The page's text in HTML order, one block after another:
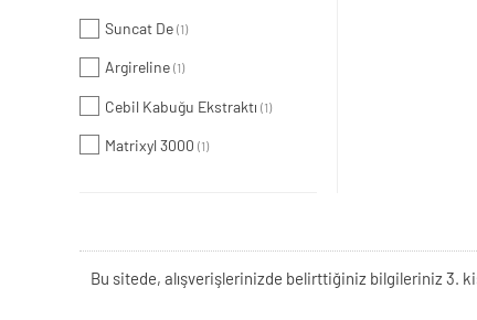
Suncat De (1)
Argireline (1)
Cebil Kabuğu Ekstraktı (1)
Matrixyl 3000 (1)
Bu sitede, alışverişlerinizde belirttiğiniz bilgileriniz 3.